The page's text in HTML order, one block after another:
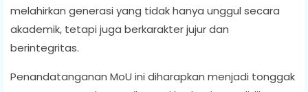
melahirkan generasi yang tidak hanya unggul secara
akademik, tetapi juga berkarakter jujur dan
berintegritas.
Penandatanganan MoU ini diharapkan menjadi tonggak